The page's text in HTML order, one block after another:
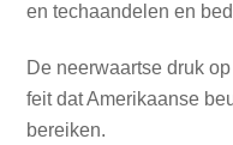
en techaandelen en
De neerwaartse druk
feit dat Amerikaanse
bereiken.